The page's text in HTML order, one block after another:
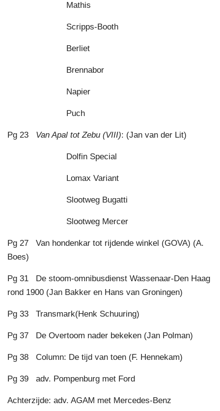
Mathis
Scripps-Booth
Berliet
Brennabor
Napier
Puch
Pg 23 Van Apal tot Zebu (VIII): (Jan van der Lit)
Dolfin Special
Lomax Variant
Slootweg Bugatti
Slootweg Mercer
Pg 27 Van hondenkar tot rijdende winkel (GOVA) (A.
Boes)
Pg 31 De stoom-omnibusdienst Wassenaar-Den Haag
rond 1900 (Jan Bakker en Hans van Groningen)
Pg 33 Transmark(Henk Schuuring)
Pg 37 De Overtoom nader bekeken (Jan Polman)
Pg 38 Column: De tijd van toen (F. Hennekam)
Pg 39 adv. Pompenburg met Ford
Achterzijde: adv. AGAM met Mercedes-Benz